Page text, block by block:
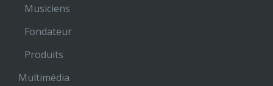
Musiciens
Fondateur
Produits
Multimédia